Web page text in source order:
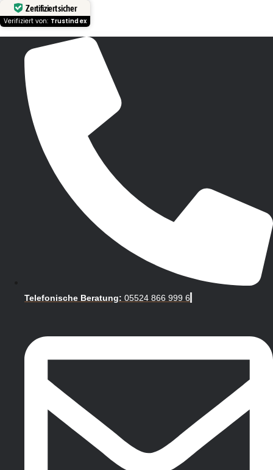
Zertifiziert sicher
Verifiziert von: Trustindex
Telefonische Beratung: 05524 866 999 6